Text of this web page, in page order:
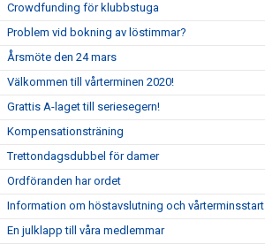
Crowdfunding för klubbstuga
Problem vid bokning av löstimmar?
Årsmöte den 24 mars
Välkommen till vårterminen 2020!
Grattis A-laget till seriesegern!
Kompensationsträning
Trettondagsdubbel för damer
Ordföranden har ordet
Information om höstavslutning och vårterminsstart
En julklapp till våra medlemmar